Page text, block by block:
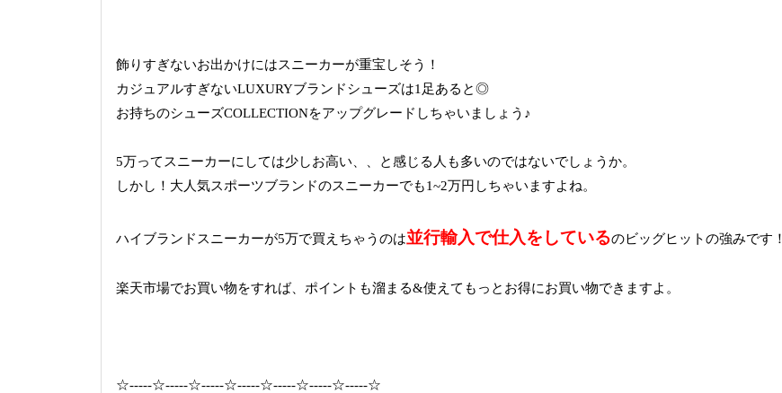
飾りすぎないお出かけにはスニーカーが重宝しそう！
カジュアルすぎないLUXURYブランドシューズは1足あると◎
お持ちのシューズCOLLECTIONをアップグレードしちゃいましょう♪
5万ってスニーカーにしては少しお高い、、と感じる人も多いのではないでしょうか。
しかし！大人気スポーツブランドのスニーカーでも1~2万円しちゃいますよね。
ハイブランドスニーカーが5万で買えちゃうのは並行輸入で仕入をしているのビッグヒットの強みです！
楽天市場でお買い物をすれば、ポイントも溜まる&使えてもっとお得にお買い物できますよ。
☆-----☆-----☆-----☆-----☆-----☆-----☆-----☆